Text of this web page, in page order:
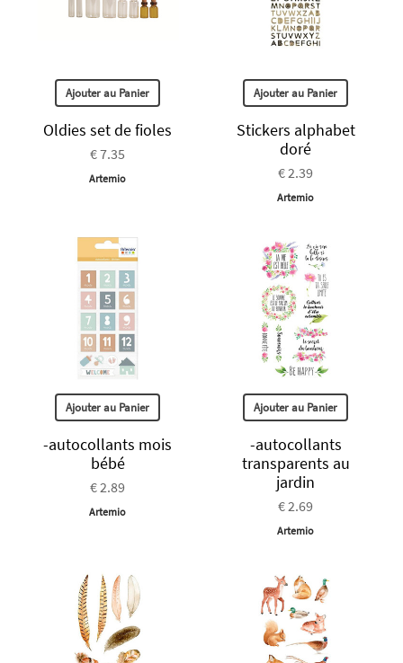
Ajouter au Panier
Oldies set de fioles
€ 7.35
Artemio
Ajouter au Panier
Stickers alphabet
doré
€ 2.39
Artemio
Ajouter au Panier
-autocollants mois
bébé
€ 2.89
Artemio
Ajouter au Panier
-autocollants
transparents au
jardin
€ 2.69
Artemio